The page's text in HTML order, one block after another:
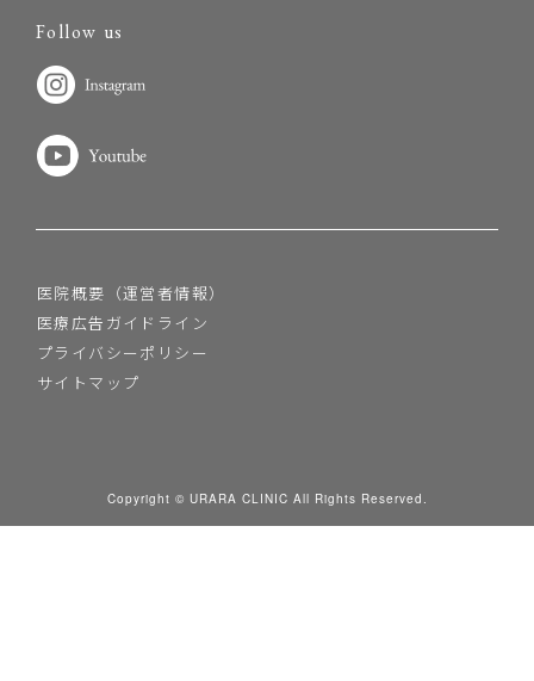
医院概要（運営者情報）
医療広告ガイドライン
プライバシーポリシー
サイトマップ
Follow us
Copyright © URARA CLINIC All Rights Reserved.